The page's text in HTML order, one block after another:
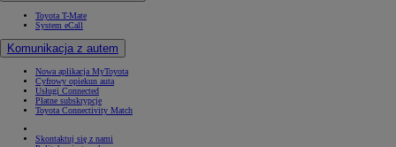
Toyota T-Mate
System eCall
Komunikacja z autem
Nowa aplikacja MyToyota
Cyfrowy opiekun auta
Usługi Connected
Płatne subskrypcje
Toyota Connectivity Match
Skontaktuj się z nami